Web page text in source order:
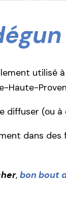
utilisé
Haute-
diffuser (ou
dans
, bon bout